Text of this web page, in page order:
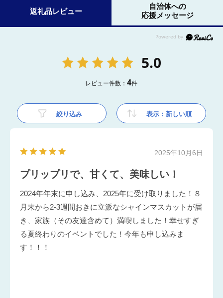
返礼品レビュー
自治体への
応援メッセージ
5.0
レビュー件数：4件
絞り込み 表示：新しい順
2025年10月6日
プリップリで、甘くて、美味しい！
2024年年末に申し込み、2025年に受け取りました！８
月末から2-3週間おきに立派なシャインマスカットが届
き、家族（その友達含めて）満喫しました！幸せすぎ
る夏終わりのイベントでした！今年も申し込みま
す！！！